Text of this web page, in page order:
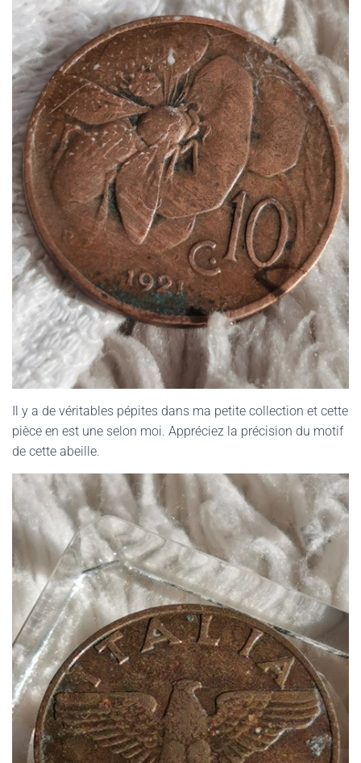
Il y a de véritables pépites dans ma petite collection et cette
pièce en est une selon moi. Appréciez la précision du motif
de cette abeille.